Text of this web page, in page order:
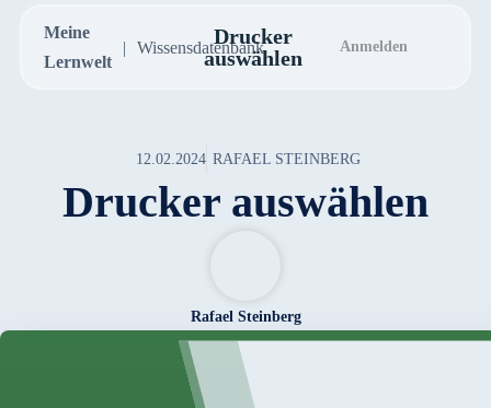
Meine
Lernwelt
Wissensdatenbank
Drucker
auswählen
Anmelden
12.02.2024 RAFAEL STEINBERG
Drucker auswählen
Rafael Steinberg